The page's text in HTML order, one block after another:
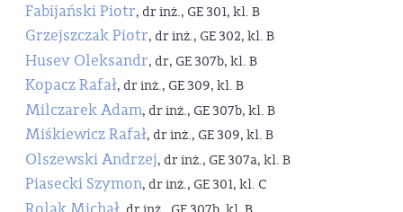
Fabijański Piotr, dr inż., GE 301, kl. B
Grzejszczak Piotr, dr inż., GE 302, kl. B
Husev Oleksandr, dr, GE 307b, kl. B
Kopacz Rafał, dr inż., GE 309, kl. B
Milczarek Adam, dr inż., GE 307b, kl. B
Miśkiewicz Rafał, dr inż., GE 309, kl. B
Olszewski Andrzej, dr inż., GE 307a, kl. B
Piasecki Szymon, dr inż., GE 301, kl. C